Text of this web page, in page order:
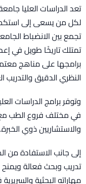
تعد الدراسات العليا
لكل من يسعى إلى
تجمع بين الانضباط
تمتلك تاريخًا طويل في
برامجها على مناهج
النظري الدقيق والتدريب
وتوفر برامج الدراسات
في مختلف فروع الطب
والاستشاريين ذوي الخبرة.
إلى جانب الاستفادة من
تدريب وبحث فعالة ويمنح
مهاراته البحثية